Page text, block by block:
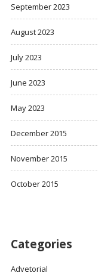
September 2023
August 2023
July 2023
June 2023
May 2023
December 2015
November 2015
October 2015
Categories
Advetorial